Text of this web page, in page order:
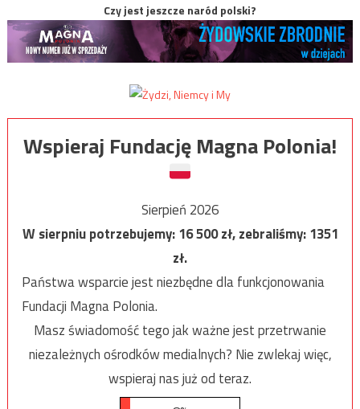
Czy jest jeszcze naród polski?
Wspieraj Fundację Magna Polonia!
Sierpień 2026
W sierpniu potrzebujemy:16 500zł, zebraliśmy:1351
zł.
Państwa wsparcie jest niezbędne dla funkcjonowania
Fundacji Magna Polonia.
Masz świadomość tego jak ważne jest przetrwanie
niezależnych ośrodków medialnych? Nie zwlekaj więc,
wspieraj nas już od teraz.